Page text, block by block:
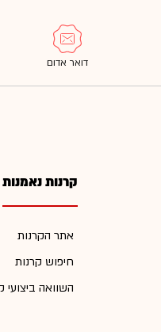
קרנות נאמנות
אתר הקרנות
חיפוש קרנות
השוואה ביצועי